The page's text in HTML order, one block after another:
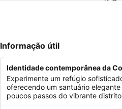
Informação útil
Identidade contemporânea da
Experimente um refúgio
oferecendo um santuário
poucos passos do vibrante